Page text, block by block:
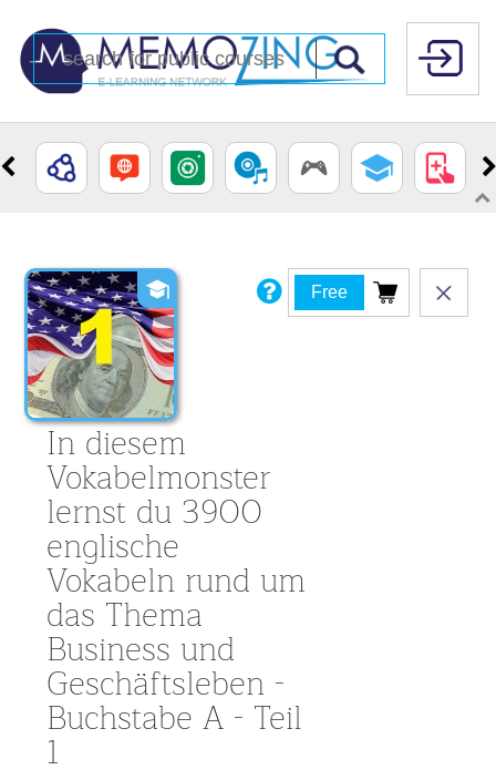
In diesem
Vokabelmonster
lernst du 3900
englische
Vokabeln rund um
das Thema
Business und
Geschäftsleben -
Buchstabe A - Teil
1
Free